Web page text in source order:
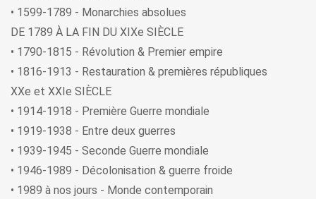
• 1599-1789 - Monarchies absolues
DE 1789 À LA FIN DU XIXe SIÈCLE
• 1790-1815 - Révolution & Premier empire
• 1816-1913 - Restauration & premières républiques
XXe et XXIe SIÈCLE
• 1914-1918 - Première Guerre mondiale
• 1919-1938 - Entre deux guerres
• 1939-1945 - Seconde Guerre mondiale
• 1946-1989 - Décolonisation & guerre froide
• 1989 à nos jours - Monde contemporain